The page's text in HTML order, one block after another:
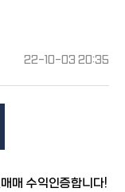
22-10-03 20:35
매 수익인증합니다!